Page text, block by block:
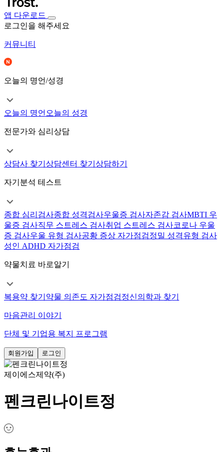
앱 다운로드
로그인을 해주세요
커뮤니티
오늘의 명언/성경
오늘의 명언 오늘의 성경
전문가와 심리상담
상담사 찾기 상담센터 찾기 상담하기
자기분석 테스트
종합 심리검사종합 성격검사우울증 검사자존감 검사MBTI 우
울증 검사직무 스트레스 검사취업 스트레스 검사코로나 우울
증 검사우울 유형 검사공황 증상 자가점검정밀 성격유형 검사
성인 ADHD 자가점검
약물치료 바로알기
복용약 찾기 약물 의존도 자가점검정신의학과 찾기
마음관리 이야기
단체 및 기업용 복지 프로그램
회원가입 로그인
제이에스제약(주)
펜크린나이트정